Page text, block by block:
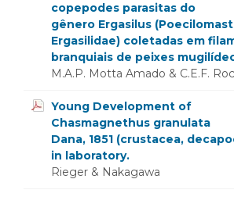
copepodes parasitas do
gênero Ergasilus
Ergasilidae) coletadas em
branquiais de peixes
M.A.P. Motta Amado & C.E.F.
Young Development of
Chasmagnethus granulata
Dana, 1851 (crustacea,
in laboratory.
Rieger & Nakagawa